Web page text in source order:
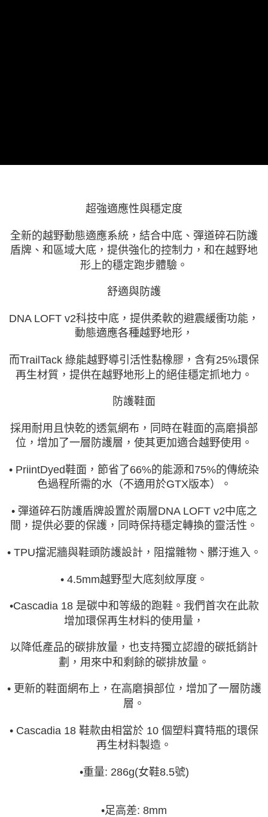
超強適應性與穩定度
全新的越野動態適應系統，結合中底、彈道碎石防護
盾牌、和區域大底，提供強化的控制力，和在越野地
形上的穩定跑步體驗。
舒適與防護
DNA LOFT v2科技中底，提供柔軟的避震緩衝功能，
動態適應各種越野地形，
而TrailTack 綠能越野導引活性黏橡膠，含有25%環保
再生材質，提供在越野地形上的絕佳穩定抓地力。
防護鞋面
採用耐用且快乾的透氣網布，同時在鞋面的高磨損部
位，增加了一層防護層，使其更加適合越野使用。
• PriintDyed鞋面，節省了66%的能源和75%的傳統染
色過程所需的水（不適用於GTX版本）。
• 彈道碎石防護盾牌設置於兩層DNA LOFT v2中底之
間，提供必要的保護，同時保持穩定轉換的靈活性。
• TPU擋泥牆與鞋頭防護設計，阻擋雜物、髒汙進入。
• 4.5mm越野型大底刻紋厚度。
•Cascadia 18 是碳中和等級的跑鞋。我們首次在此款
增加環保再生材料的使用量，
以降低產品的碳排放量，也支持獨立認證的碳抵銷計
劃，用來中和剩餘的碳排放量。
• 更新的鞋面網布上，在高磨損部位，增加了一層防護
層。
• Cascadia 18 鞋款由相當於 10 個塑料寶特瓶的環保
再生材料製造。
•重量: 286g(女鞋8.5號)
•足高差: 8mm